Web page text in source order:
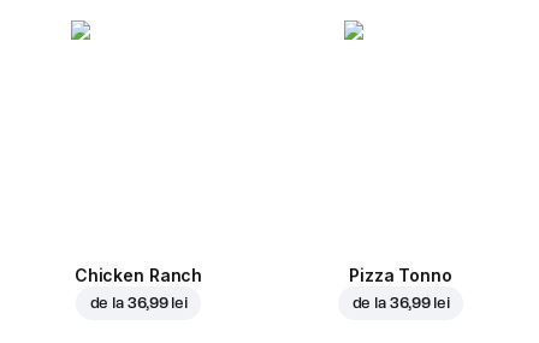
Chicken Ranch
de la 36,99 lei
Pizza Tonno
de la 36,99 lei